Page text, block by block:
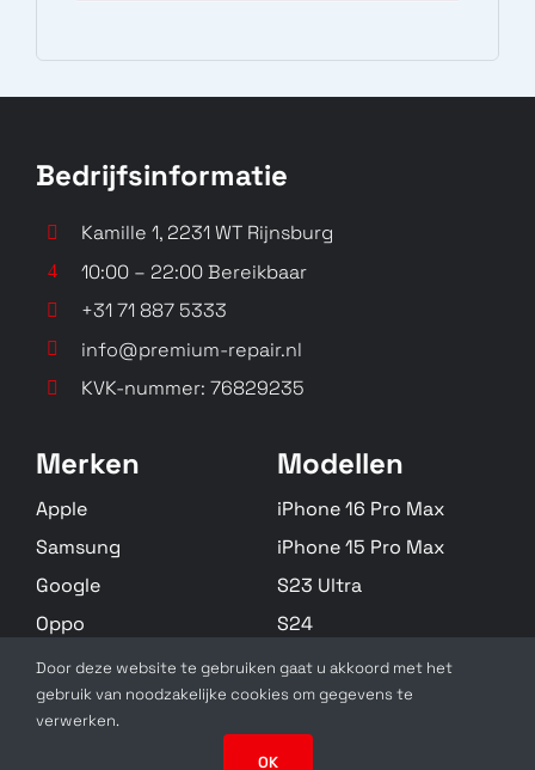
Pad Plus
Yoga Tab 13
Tab P11
N/A
Tab M10 HD Gen 2
N/A
Bedrijfsinformatie
Kamille 1, 2231 WT Rijnsburg
10:00 – 22:00 Bereikbaar
+31 71 887 5333
info@premium-repair.nl
KVK-nummer: 76829235
Merken
Apple
Samsung
Google
Oppo
Huawei
Zebra
Modellen
iPhone 16 Pro Max
iPhone 15 Pro Max
S23 Ultra
S24
S22 Plus
Alle Modellen
Door deze website te gebruiken gaat u akkoord met het
gebruik van noodzakelijke cookies om gegevens te
verwerken.
OK